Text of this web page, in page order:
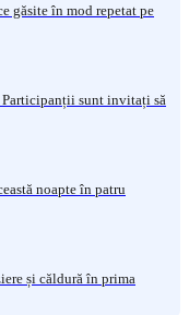
găsite în mod repetat pe
sunt invitați să
noapte în patru
și căldură în prima